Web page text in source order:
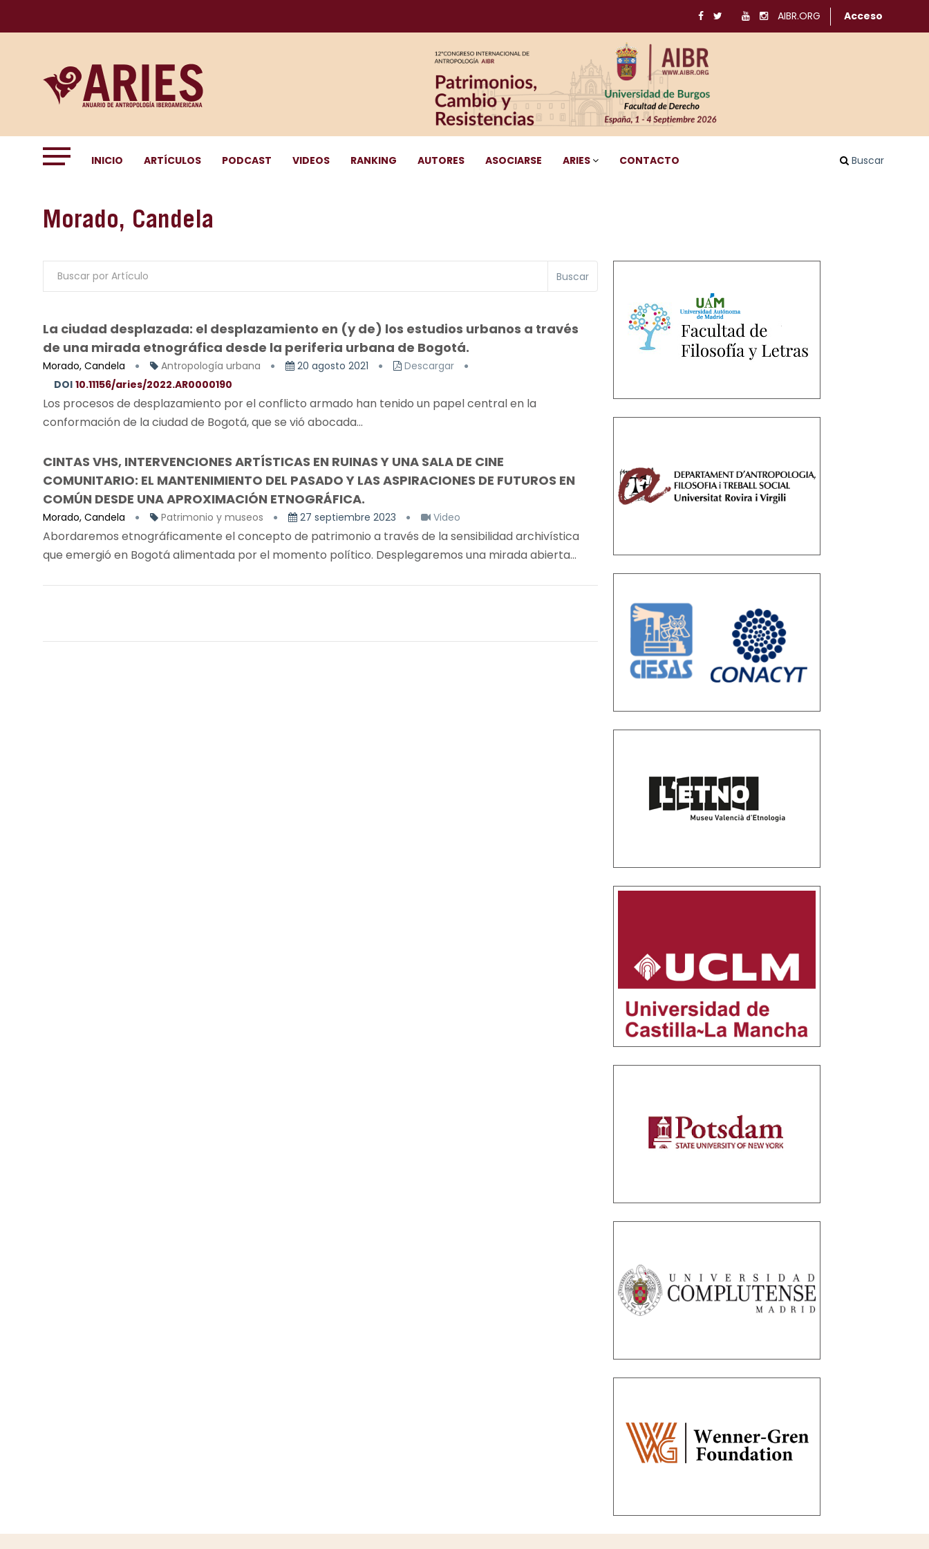
AIBR.ORG Acceso
INICIO ARTÍCULOS PODCAST VIDEOS RANKING AUTORES ASOCIARSE ARIES CONTACTO Buscar
Morado, Candela
Buscar
La ciudad desplazada: el desplazamiento en (y de) los estudios urbanos a través
de una mirada etnográfica desde la periferia urbana de Bogotá.
Morado, Candela Antropología urbana 20 agosto 2021
Descargar
DOI 10.11156/aries/2022.AR0000190
Los procesos de desplazamiento por el conflicto armado han tenido un papel central en la
conformación de la ciudad de Bogotá, que se vió abocada...
CINTAS VHS, INTERVENCIONES ARTÍSTICAS EN RUINAS Y UNA SALA DE CINE
COMUNITARIO: EL MANTENIMIENTO DEL PASADO Y LAS ASPIRACIONES DE FUTUROS EN
COMÚN DESDE UNA APROXIMACIÓN ETNOGRÁFICA.
Morado, Candela Patrimonio y museos 27 septiembre 2023 Video
Abordaremos etnográficamente el concepto de patrimonio a través de la sensibilidad archivística
que emergió en Bogotá alimentada por el momento político. Desplegaremos una mirada abierta...